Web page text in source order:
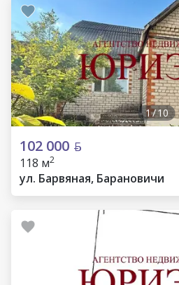
1 /10
102 000
118 м2
ул. Барвяная, Барановичи